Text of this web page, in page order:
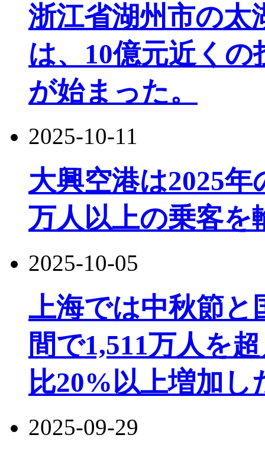
浙江省湖州市の太
は、10億元近く
が始まった。
2025-10-11
大興空港は2025
万人以上の乗客を
2025-10-05
上海では中秋節と
間で1,511万人を
比20%以上増加し
2025-09-29